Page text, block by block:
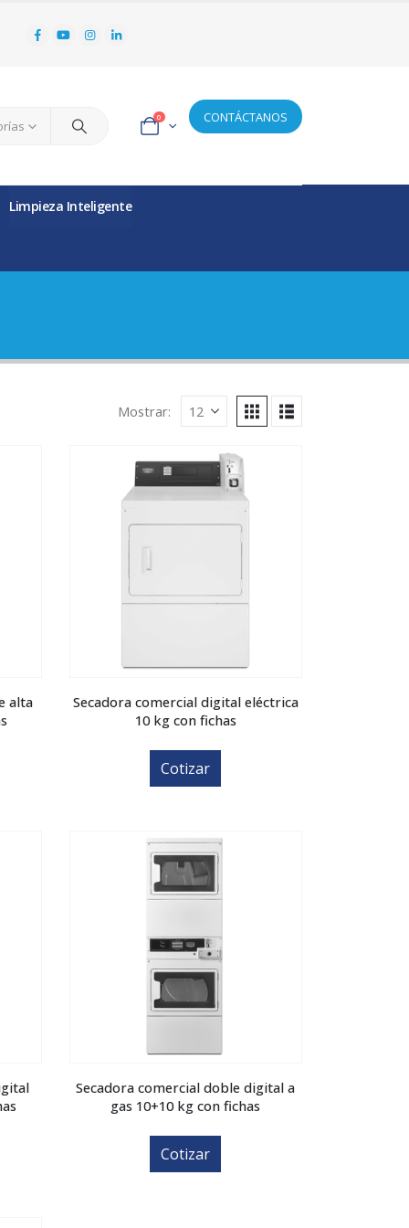
0 CONTÁCTANOS
Limpieza Inteligente
Mostrar:
alta
Secadora comercial digital eléctrica
10 kg con fichas
Cotizar
Secadora comercial doble digital a
gas 10+10 kg con fichas
Cotizar